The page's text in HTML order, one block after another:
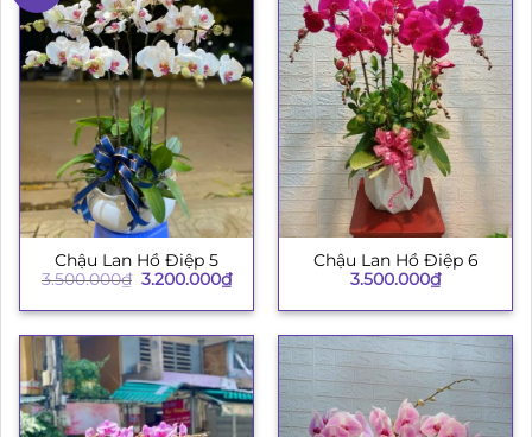
Chậu Lan Hồ Điệp 5
3.500.000₫ Giá
là:
3.200.000₫Giá
hiện
tại
3.200.000₫.
Chậu Lan Hồ Điệp 6
3.500.000₫